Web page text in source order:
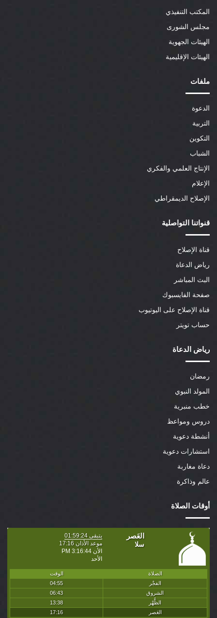
المكتب التنفيذي
مجلس الشورى
الهيئات الجهوية
الهيئات الإقليمية
ملفات
الدعوة
التربية
التكوين
الشباب
الإنتاج العلمي والفكري
الإعلام
الإصلاح الديمقراطي
قنواتنا التواصلية
قناة الإصلاح
رياض الدعاة
البث المباشر
صفحة الفايسبوك
قناة الإصلاح على اليوتيوب
حساب تويتر
رياض الدعاة
رمضان
المولد النبوي
خطب منبرية
دروس ومواعظ
أنشطة دعوية
استشارات دعوية
دعاة مغاربة
عالم وذاكرة
أوقات الصلاة